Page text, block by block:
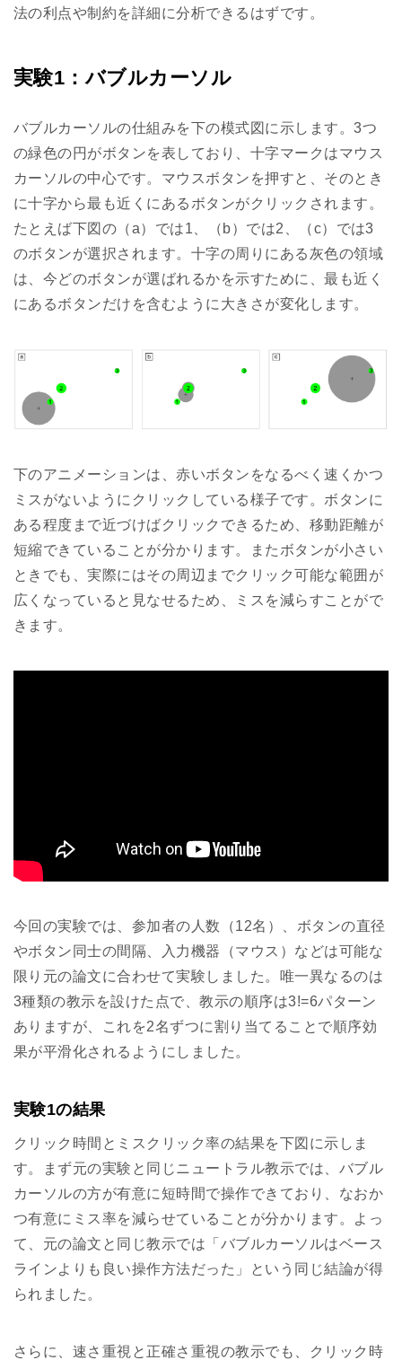
法の利点や制約を詳細に分析できるはずです。
実験1：バブルカーソル
バブルカーソルの仕組みを下の模式図に示します。3つ
の緑色の円がボタンを表しており、十字マークはマウス
カーソルの中心です。マウスボタンを押すと、そのとき
に十字から最も近くにあるボタンがクリックされます。
たとえば下図の（a）では1、（b）では2、（c）では3
のボタンが選択されます。十字の周りにある灰色の領域
は、今どのボタンが選ばれるかを示すために、最も近く
にあるボタンだけを含むように大きさが変化します。
下のアニメーションは、赤いボタンをなるべく速くかつ
ミスがないようにクリックしている様子です。ボタンに
ある程度まで近づけばクリックできるため、移動距離が
短縮できていることが分かります。またボタンが小さい
ときでも、実際にはその周辺までクリック可能な範囲が
広くなっていると見なせるため、ミスを減らすことがで
きます。
今回の実験では、参加者の人数（12名）、ボタンの直径
やボタン同士の間隔、入力機器（マウス）などは可能な
限り元の論文に合わせて実験しました。唯一異なるのは
3種類の教示を設けた点で、教示の順序は3!=6パターン
ありますが、これを2名ずつに割り当てることで順序効
果が平滑化されるようにしました。
実験1の結果
クリック時間とミスクリック率の結果を下図に示しま
す。まず元の実験と同じニュートラル教示では、バブル
カーソルの方が有意に短時間で操作できており、なおか
つ有意にミス率を減らせていることが分かります。よっ
て、元の論文と同じ教示では「バブルカーソルはベース
ラインよりも良い操作方法だった」という同じ結論が得
られました。
さらに、速さ重視と正確さ重視の教示でも、クリック時